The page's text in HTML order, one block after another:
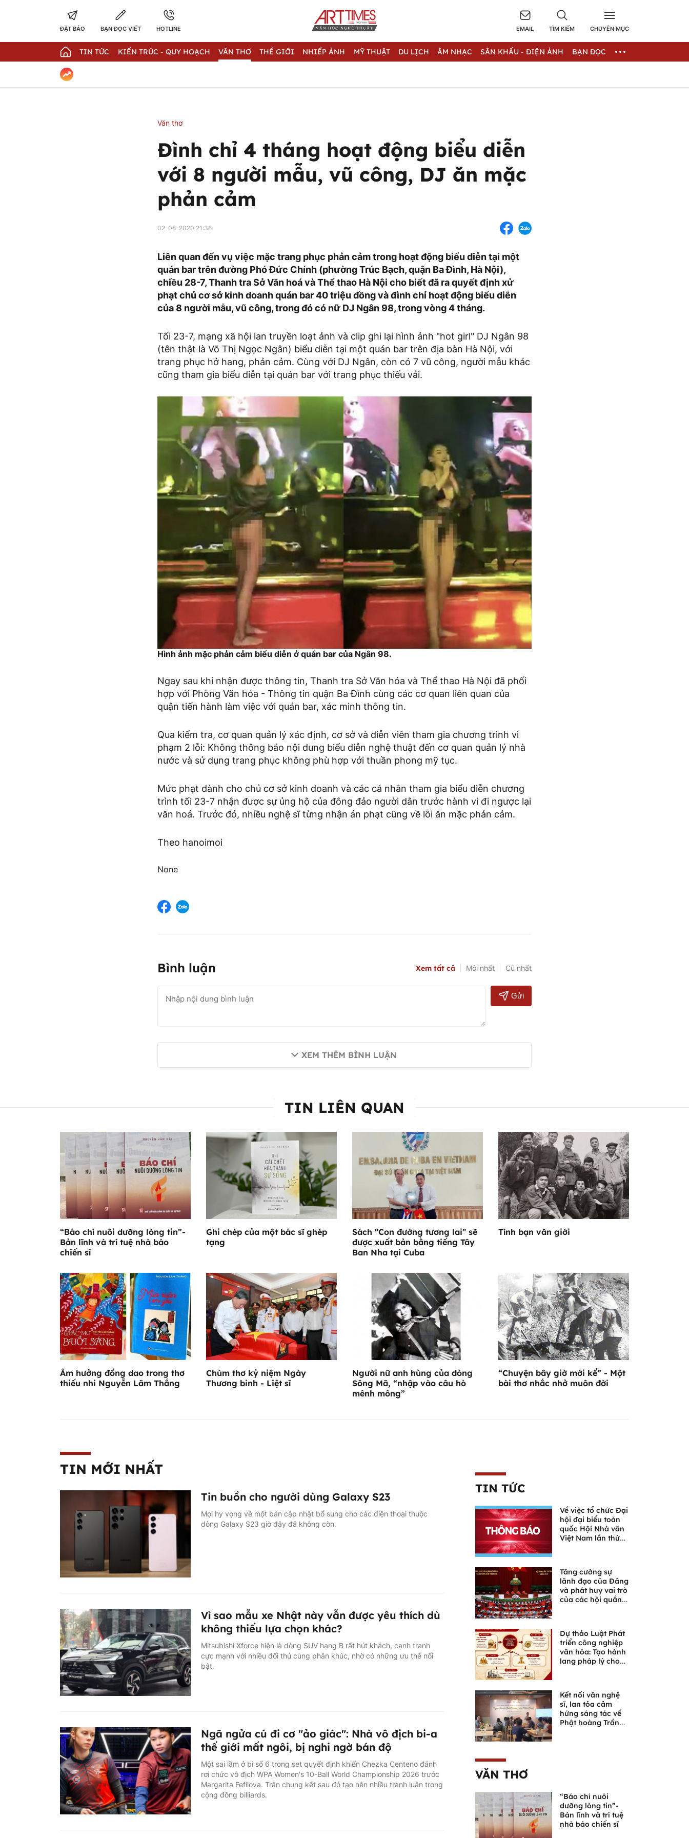
ĐẶT BÁO BẠN ĐỌC VIẾT HOTLINE EMAIL TÌM KIẾM CHUYÊN MỤC
TIN TỨC KIẾN TRÚC - QUY HOẠCH VĂN THƠ THẾ GIỚI NHIẾP ẢNH MỸ THUẬT DU LỊCH ÂM NHẠC SÂN KHẤU - ĐIỆN ẢNH BẠN ĐỌC
Văn thơ
Đình chỉ 4 tháng hoạt động biểu diễn
với 8 người mẫu, vũ công, DJ ăn mặc
phản cảm
02-08-2020 21:38
Liên quan đến vụ việc mặc trang phục phản cảm trong hoạt động biểu diễn tại một
quán bar trên đường Phó Đức Chính (phường Trúc Bạch, quận Ba Đình, Hà Nội),
chiều 28-7, Thanh tra Sở Văn hoá và Thể thao Hà Nội cho biết đã ra quyết định xử
phạt chủ cơ sở kinh doanh quán bar 40 triệu đồng và đình chỉ hoạt động biểu diễn
của 8 người mẫu, vũ công, trong đó có nữ DJ Ngân 98, trong vòng 4 tháng.
Tối 23-7, mạng xã hội lan truyền loạt ảnh và clip ghi lại hình ảnh "hot girl" DJ Ngân 98
(tên thật là Võ Thị Ngọc Ngân) biểu diễn tại một quán bar trên địa bàn Hà Nội, với
trang phục hở hang, phản cảm. Cùng với DJ Ngân, còn có 7 vũ công, người mẫu khác
cũng tham gia biểu diễn tại quán bar với trang phục thiếu vải.
Hình ảnh mặc phản cảm biểu diễn ở quán bar của Ngân 98.
Ngay sau khi nhận được thông tin, Thanh tra Sở Văn hóa và Thể thao Hà Nội đã phối
hợp với Phòng Văn hóa - Thông tin quận Ba Đình cùng các cơ quan liên quan của
quận tiến hành làm việc với quán bar, xác minh thông tin.
Qua kiểm tra, cơ quan quản lý xác định, cơ sở và diễn viên tham gia chương trình vi
phạm 2 lỗi: Không thông báo nội dung biểu diễn nghệ thuật đến cơ quan quản lý nhà
nước và sử dụng trang phục không phù hợp với thuần phong mỹ tục.
Mức phạt dành cho chủ cơ sở kinh doanh và các cá nhân tham gia biểu diễn chương
trình tối 23-7 nhận được sự ủng hộ của đông đảo người dân trước hành vi đi ngược lại
văn hoá. Trước đó, nhiều nghệ sĩ từng nhận án phạt cũng về lỗi ăn mặc phản cảm.
Theo hanoimoi
None
Bình luận Xem tất cả Mới nhất Cũ nhất
Gửi
XEM THÊM BÌNH LUẬN
TIN LIÊN QUAN
“Báo chí nuôi dưỡng lòng tin”-
Bản lĩnh và trí tuệ nhà báo
chiến sĩ
Ghi chép của một bác sĩ ghép
tạng
Sách "Con đường tương lai" sẽ
được xuất bản bằng tiếng Tây
Ban Nha tại Cuba
Tình bạn văn giới
Âm hưởng đồng dao trong thơ
thiếu nhi Nguyễn Lãm Thắng
Chùm thơ kỷ niệm Ngày
Thương binh - Liệt sĩ
Người nữ anh hùng của dòng
Sông Mã, “nhập vào câu hò
mênh mông”
“Chuyện bây giờ mới kể” - Một
bài thơ nhắc nhở muôn đời
TIN MỚI NHẤT
Tin buồn cho người dùng Galaxy S23
Mọi hy vọng về một bản cập nhật bổ sung cho các điện thoại thuộc
dòng Galaxy S23 giờ đây đã không còn.
Vì sao mẫu xe Nhật này vẫn được yêu thích dù
không thiếu lựa chọn khác?
Mitsubishi Xforce hiện là dòng SUV hạng B rất hút khách, cạnh tranh
cực mạnh với nhiều đối thủ cùng phân khúc, nhờ có những ưu thế nổi
bật.
Ngã ngửa cú đi cơ "ảo giác": Nhà vô địch bi-a
thế giới mất ngôi, bị nghi ngờ bán độ
Một sai lầm ở bi số 6 trong set quyết định khiến Chezka Centeno đánh
rơi chức vô địch WPA Women's 10-Ball World Championship 2026 trước
Margarita Fefilova. Trận chung kết sau đó tạo nên nhiều tranh luận trong
cộng đồng billiards.
TIN TỨC
Về việc tổ chức Đại
hội đại biểu toàn
quốc Hội Nhà văn
Việt Nam lần thứ
Tăng cường sự
lãnh đạo của Đảng
và phát huy vai trò
của các hội quần
Dự thảo Luật Phát
triển công nghiệp
văn hóa: Tạo hành
lang pháp lý cho
Kết nối văn nghệ
sĩ, lan tỏa cảm
hứng sáng tác về
Phật hoàng Trần
VĂN THƠ
“Báo chí nuôi
dưỡng lòng tin”-
Bản lĩnh và trí tuệ
nhà báo chiến sĩ